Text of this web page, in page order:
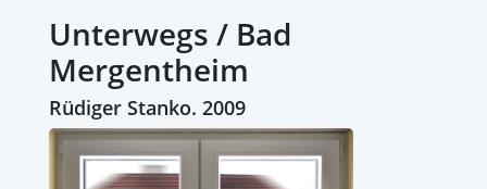
Unterwegs / Bad
Mergentheim
Rüdiger Stanko. 2009